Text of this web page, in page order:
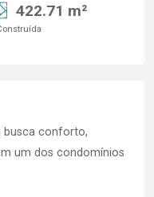
422.71 m²
busca conforto,
um dos condomínios